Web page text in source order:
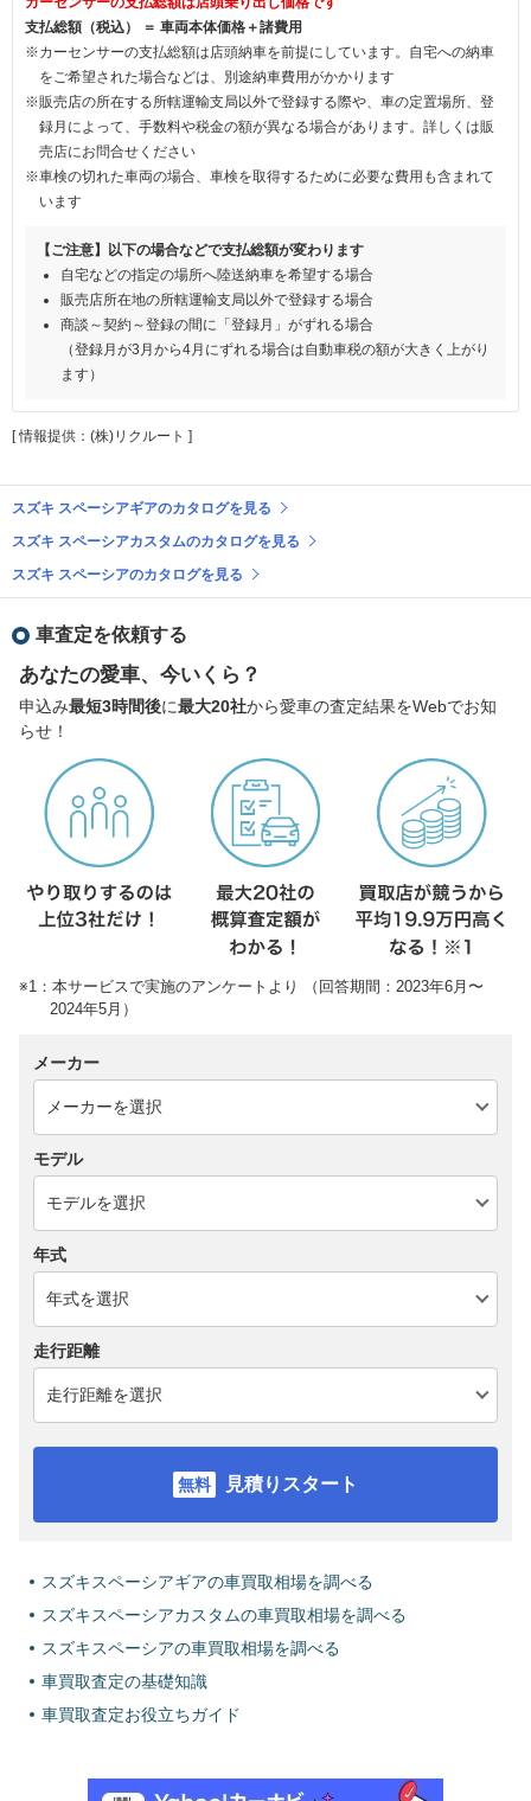
支払総額（税込） ＝ 車両本体価格＋諸費用
※カーセンサーの支払総額は店頭納車を前提にしています。自宅への納車
をご希望された場合などは、別途納車費用がかかります
※販売店の所在する所轄運輸支局以外で登録する際や、車の定置場所、登
録月によって、手数料や税金の額が異なる場合があります。詳しくは販
売店にお問合せください
※車検の切れた車両の場合、車検を取得するために必要な費用も含まれて
います
【ご注意】以下の場合などで支払総額が変わります
自宅などの指定の場所へ陸送納車を希望する場合
販売店所在地の所轄運輸支局以外で登録する場合
商談～契約～登録の間に「登録月」がずれる場合
（登録月が3月から4月にずれる場合は自動車税の額が大きく上がり
ます）
[ 情報提供：(株)リクルート ]
スズキ スペーシアギアのカタログを見る
スズキ スペーシアカスタムのカタログを見る
スズキ スペーシアのカタログを見る
車査定を依頼する
あなたの愛車、今いくら？
申込み最短3時間後に最大20社から愛車の査定結果をWebでお知
らせ！
※1：本サービスで実施のアンケートより （回答期間：2023年6月〜
2024年5月）
メーカー
モデル
年式
走行距離
見積りスタート
スズキスペーシアギアの車買取相場を調べる
スズキスペーシアカスタムの車買取相場を調べる
スズキスペーシアの車買取相場を調べる
車買取査定の基礎知識
車買取査定お役立ちガイド